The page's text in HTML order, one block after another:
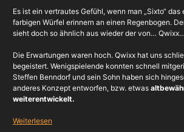
Es ist ein vertrautes Gefühl, wenn man „Sixto“
farbigen Würfel erinnern an einen Regenbogen.
sieht doch so ähnlich aus wieder der von…
Die Erwartungen waren hoch. Qwixx hat uns
begeistert. Wenigspielende konnten schnell
Steffen Benndorf und sein Sohn haben sich
anderes Konzept entworfen, bzw. etwas
weiterentwickelt.
Weiterlesen